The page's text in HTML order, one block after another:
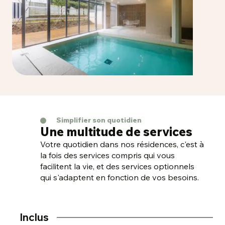
Simplifier son quotidien
Une multitude de services
Votre quotidien dans nos résidences, c'est à
la fois des services compris qui vous
facilitent la vie, et des services optionnels
qui s'adaptent en fonction de vos besoins.
Inclus